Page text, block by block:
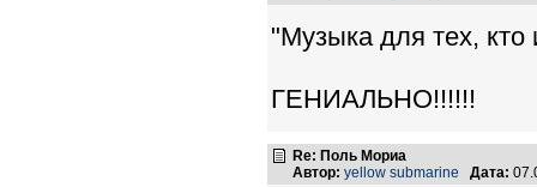
"Музыка для тех, кто
ГЕНИАЛЬНО!!!!!!
Re: Поль Мориа
Автор: yellow submarine Дата: